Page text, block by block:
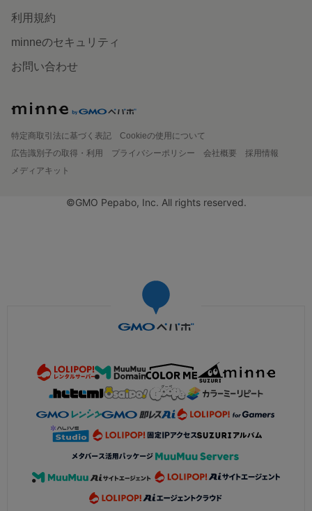
利用規約
minneのセキュリティ
お問い合わせ
特定商取引法に基づく表記
Cookieの使用について
広告識別子の取得・利用
プライバシーポリシー 会社概要
採用情報
メディアキット
©GMO Pepabo, Inc. All rights reserved.